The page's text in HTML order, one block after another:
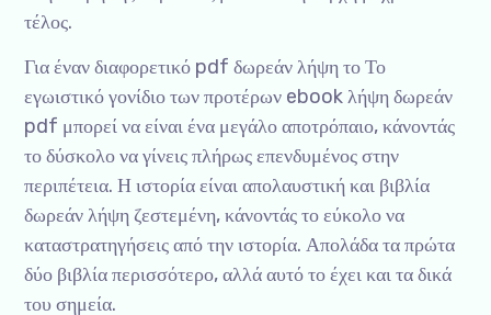
τέλος.
Για έναν διαφορετικό pdf δωρεάν λήψη το Το
εγωιστικό γονίδιο των προτέρων ebook λήψη δωρεάν
pdf μπορεί να είναι ένα μεγάλο αποτρόπαιο, κάνοντάς
το δύσκολο να γίνεις πλήρως επενδυμένος στην
περιπέτεια. Η ιστορία είναι απολαυστική και βιβλία
δωρεάν λήψη ζεστεμένη, κάνοντάς το εύκολο να
καταστρατηγήσεις από την ιστορία. Απολάδα τα πρώτα
δύο βιβλία περισσότερο, αλλά αυτό το έχει και τα δικά
του σημεία.